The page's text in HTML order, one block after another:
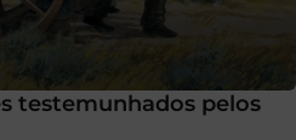
testemunhados pelos